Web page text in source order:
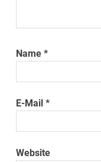
Name*
E-Mail*
Website